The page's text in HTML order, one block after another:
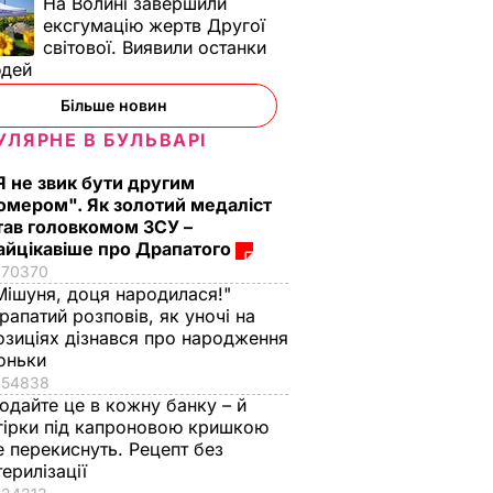
ексгумацію жертв Другої
світової. Виявили останки
Більше новин
В БУЛЬВАРІ
не звик бути другим
Як золотий медаліст
головкомом ЗСУ –
про Драпатого
70370
доця народилася!"
розповів, як уночі на
дізнався про народження
54838
це в кожну банку – й
під капроновою кришкою
перекиснуть. Рецепт без